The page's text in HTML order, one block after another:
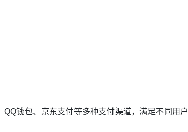
钱包、京东支付等多种支付渠道，满足不同用户